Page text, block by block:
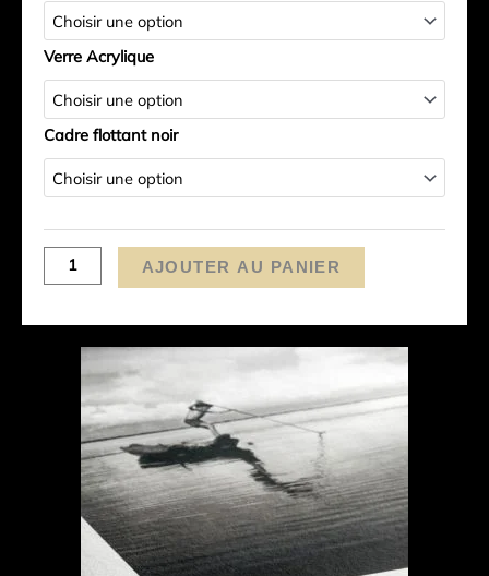
Verre Acrylique
Cadre flottant noir
(Morteau
-
France)
AJOUTER AU PANIER